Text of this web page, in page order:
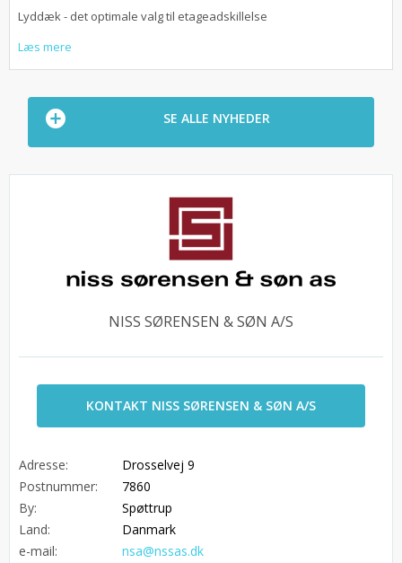
Lyddæk - det optimale valg til etageadskillelse
Læs mere
SE ALLE NYHEDER
NISS SØRENSEN & SØN A/S
KONTAKT NISS SØRENSEN & SØN A/S
Adresse:
Drosselvej 9
Postnummer:
7860
By:
Spøttrup
Land:
Danmark
e-mail:
nsa@nssas.dk